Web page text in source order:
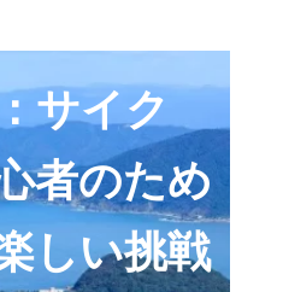
サイク
者のため
しい挑戦